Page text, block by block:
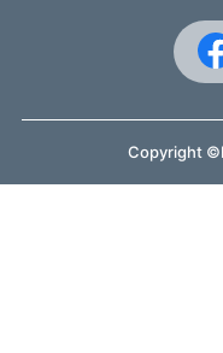
Copyright